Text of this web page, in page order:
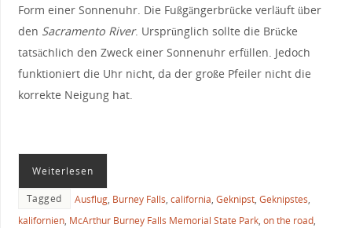
Form einer Sonnenuhr. Die Fußgängerbrücke verläuft über
den Sacramento River. Ursprünglich sollte die Brücke
tatsächlich den Zweck einer Sonnenuhr erfüllen. Jedoch
funktioniert die Uhr nicht, da der große Pfeiler nicht die
korrekte Neigung hat.
Weiterlesen
Tagged Ausflug, Burney Falls, california, Geknipst, Geknipstes,
kalifornien, McArthur Burney Falls Memorial State Park, on the road,